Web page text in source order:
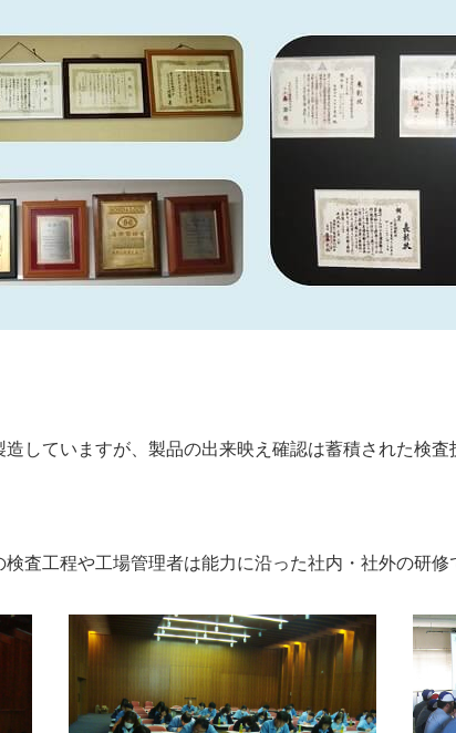
していますが、製品の出来映え確認は蓄積された検査
査工程や工場管理者は能力に沿った社内・社外の研修